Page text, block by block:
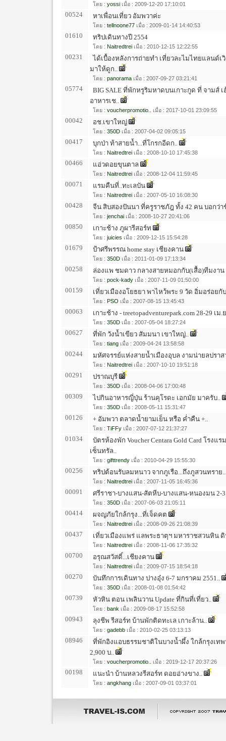
โดย : yossi เมื่อ : 2009-12-20 17:10:01
00524 หาเพื่อนเที่ยว อัมพวาค่ะ
โดย : tellnoone77 เมื่อ : 2009-01-14 14:40:53
01610 ทริปเดินทางปี 2554
โดย : Naitredtrei เมื่อ : 2010-12-15 12:22:55
00231
ได้เบื้องหลังการถ่ายทำ เที่ยวละไมไทยแลนด์
มาให้ดูก..
โดย : panorama เมื่อ : 2007-09-27 03:21:41
05774
BIG SALE ที่พักหรูริมหาดบนเกาะกูด ที่ จามส์
อาหารเช..
โดย : voucherpromotio.. เมื่อ : 2017-10-01 23:09:55
00042 อช.เขาใหญ่
โดย : 350D เมื่อ : 2007-04-02 09:05:15
00417 บุกป่า ท้าสายน้ำ...ที่โกรกอีดก..
โดย : Naitredtrei เมื่อ : 2008-10-10 17:45:38
00466 แอ่วดอยขุนตาล
โดย : Naitredtrei เมื่อ : 2008-12-04 11:59:45
00071 แรมคืนที่..ทะเลบัน
โดย : Naitredtrei เมื่อ : 2007-05-10 16:08:30
00428 จีน สิบสองปันนา ที่ครูราชภัฎ ทั้ง 42 คน บอกว่า
โดย : jenchai เมื่อ : 2008-10-27 20:41:06
00850 เกาะช้าง ภูผารีสอร์ท
โดย : juicies เมื่อ : 2009-12-15 15:54:28
01679 ป้าศรีพรรณ home stay เชียงคาน
โดย : 350D เมื่อ : 2011-01-09 17:13:34
00258 ล่องแพ ชมดาว กลางสายหมอกกับ(เสื้อ)ทีมงาน
โดย : pock-kady เมื่อ : 2007-11-09 01:50:00
00159 เที่ยวเมืองอโยธยา พาไหว้พระ 9 วัด อิ่มอร่อยกั
โดย : PSO เมื่อ : 2007-08-15 13:45:43
00063 เกาะช้าง - treetopadventurepark.com 28-29 เม.
โดย : 350D เมื่อ : 2007-05-04 18:27:24
00627 ที่พัก วังน้ำเขียว สัมมนา เขาใหญ่..
โดย : tiang เมื่อ : 2009-04-24 13:58:58
00244 มหัศจรรย์แห่งสายน้ำเมืองอุบล งามน่ายลปราส
โดย : Naitredtrei เมื่อ : 2007-10-10 19:51:18
00291 ปราณบุรี
โดย : 350D เมื่อ : 2008-04-06 17:00:48
00309 ไปกินอาหารญี่ปุ่น ร้านคุโรดะ เอกมัย มาครับ..
โดย : 350D เมื่อ : 2008-05-11 15:31:47
00126 + อัมพวา ตลาดน้ำยามเย็น หรือ ค่ำคืน +..
โดย : TiFFy เมื่อ : 2007-07-12 21:37:27
01034
บัตรห้องพัก Voucher Centara Gold Card โรงแ
เซ็นทรัล..
โดย : gifttrendy เมื่อ : 2010-04-29 15:55:30
00256 ทริปต้อนรับลมหนาว จากภูเรือ...ถึงภูสวนทราย..
โดย : Naitredtrei เมื่อ : 2007-11-05 16:45:36
00091 ศรีราชา-บางแสน-สัตหีบ-บางแสน-หนองมน 2-
โดย : 350D เมื่อ : 2007-06-03 21:05:11
00414 ผจญภัยใกล้กรุง...ที่เจ็ดคต
โดย : Naitredtrei เมื่อ : 2008-09-26 21:08:39
00437 เที่ยวเมืองแพร่ แลพระธาตุฯ มหาราชสวนหิน
โดย : Naitredtrei เมื่อ : 2008-11-06 17:35:32
00700 อรุณสวัสดิ์...เชียงคาน
โดย : Naitredtrei เมื่อ : 2009-07-15 18:54:18
00270 บันทึกการเดินทาง ปางอุ๋ง 6-7 มกราคม 2551..
โดย : 350D เมื่อ : 2008-01-08 01:54:42
00739 หัวหิน ตอน เพลินวาน Update ที่กินที่เที่ยว..
โดย : bank เมื่อ : 2009-08-17 15:52:58
00943 ลุงชีพ รีสอร์ท บ้านพักติดทะเล เกาะล้าน..
โดย : gadebb เมื่อ : 2010-02-25 03:13:13
08946
ที่พักอิงแอบธรรมชาติในบางน้ำผึ้ง ใกล้กรุงเทพ
2,900 บ..
โดย : voucherpromotio.. เมื่อ : 2019-12-17 20:37:26
00198 แนะนำ บ้านหลวงรีสอร์ท ดอยอ่างขาง..
โดย : angkhang เมื่อ : 2007-09-01 03:37:01